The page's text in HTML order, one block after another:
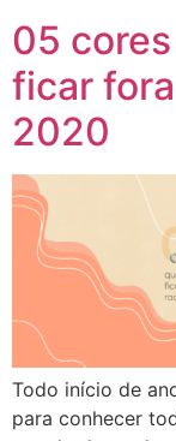
05
ficar
2020
Todo início de
para conhecer